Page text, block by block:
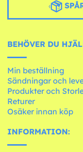
BEHÖVER DU
Min beställning
Sändningar och
Produkter och
Returer
Osäker innan köp
INFORMATION: